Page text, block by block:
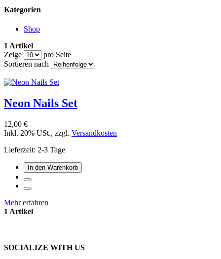
Kategorien
Shop
1 Artikel
Zeige
pro Seite
Sortieren nach
Neon Nails Set
12,00 €
Inkl. 20% USt., zzgl. Versandkosten
Lieferzeit: 2-3 Tage
In den Warenkorb
Mehr erfahren
1 Artikel
SOCIALIZE WITH US